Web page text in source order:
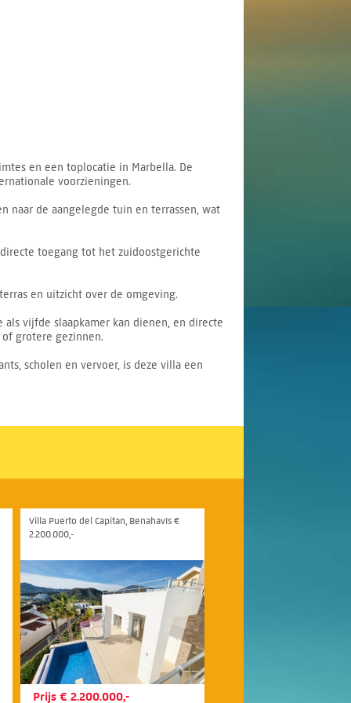
en een toplocatie in Marbella. De
voorzieningen.
naar de aangelegde tuin en terrassen, wat
toegang tot het zuidoostgerichte
en uitzicht over de omgeving.
vijfde slaapkamer kan dienen, en directe
grotere gezinnen.
scholen en vervoer, is deze villa een
Villa Puerto del Capitan, Benahavís €
2.200.000,-
Prijs € 2.200.000,-